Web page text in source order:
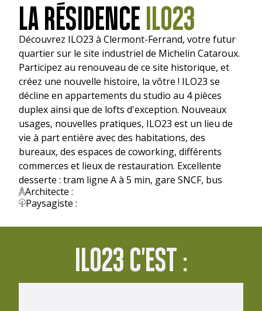
LA RÉSIDENCE ILO23
Découvrez ILO23 à Clermont-Ferrand, votre futur
quartier sur le site industriel de Michelin Cataroux.
Participez au renouveau de ce site historique, et
créez une nouvelle histoire, la vôtre ! ILO23 se
décline en appartements du studio au 4 pièces
duplex ainsi que de lofts d'exception. Nouveaux
usages, nouvelles pratiques, ILO23 est un lieu de
vie à part entière avec des habitations, des
bureaux, des espaces de coworking, différents
commerces et lieux de restauration. Excellente
desserte : tram ligne A à 5 min, gare SNCF, bus
Architecte :
Paysagiste :
ILO23 C'EST :